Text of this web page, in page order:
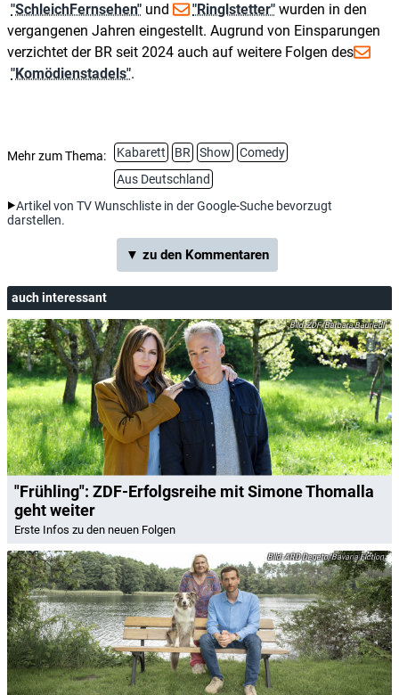
"SchleichFernsehen" und "Ringlstetter" wurden in den
vergangenen Jahren eingestellt. Augrund von Einsparungen
verzichtet der BR seit 2024 auch auf weitere Folgen des
"Komödienstadels".
Mehr zum Thema: Kabarett BR Show
Comedy
Aus Deutschland
Artikel von TV Wunschliste in der Google-Suche bevorzugt
darstellen.
▼ zu den Kommentaren
auch interessant
ZDF/Barbara Bauriedl
"Frühling": ZDF-Erfolgsreihe mit Simone Thomalla
geht weiter
Erste Infos zu den neuen Folgen
ARD Degeto/Bavaria Fiction